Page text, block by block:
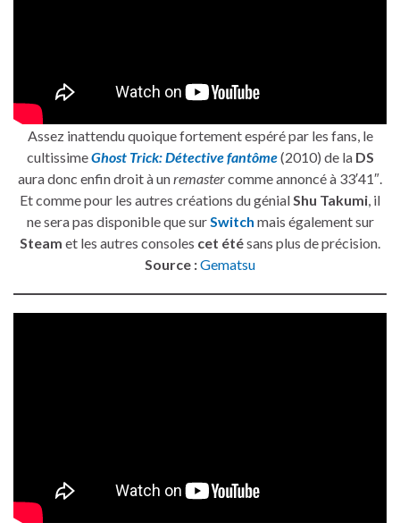
Assez inattendu quoique fortement espéré par les fans, le
cultissimeGhost Trick: Détective fantôme(2010) de la DS
aura donc enfin droit à unremastercomme annoncé à 33′41″.
Et comme pour les autres créations du génial Shu Takumi , il
ne sera pas disponible que sur Switch mais également sur
Steam et les autres consoles cet étésans plus de précision.
Source :Gematsu